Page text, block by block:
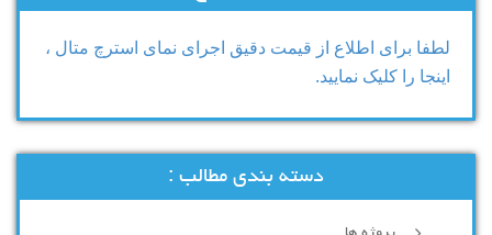
لطفا برای اطلاع از قیمت دقیق اجرای نمای استرچ متال ،
اینجا را کلیک نمایید.
دسته بندی مطالب :